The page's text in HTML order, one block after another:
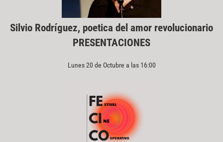
Silvio Rodríguez, poetica del amor revolucionario
PRESENTACIONES
Lunes 20 de Octubre a las 16:00